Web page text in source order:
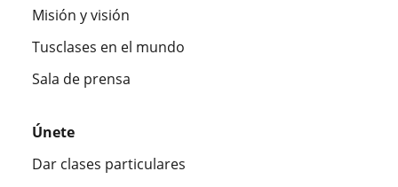
Misión y visión
Tusclases en el mundo
Sala de prensa
Únete
Dar clases particulares